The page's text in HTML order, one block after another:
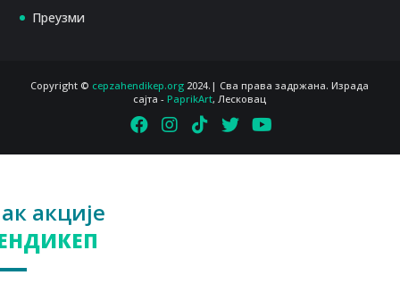
Преузми
Copyright © cepzahendikep.org 2024.| Сва права задржана. Израда
сајта -PaprikArt, Лесковац
акције